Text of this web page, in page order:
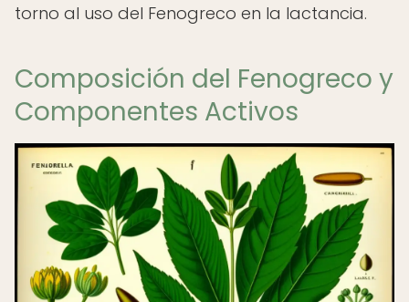
torno al uso del Fenogreco en la lactancia.
Composición del Fenogreco y
Componentes Activos